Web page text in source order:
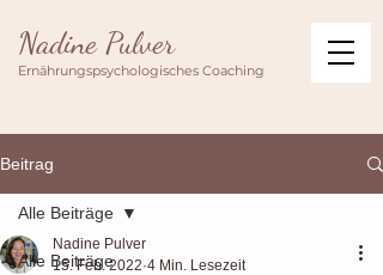
Nadine Pulver
Ernährungspsychologisches Coaching
Beitrag
Alle Beiträge
Alle Beiträge
Nadine Pulver
15. Feb. 2022 4 Min. Lesezeit